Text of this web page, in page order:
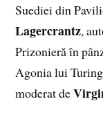
Suediei din
Lagercrantz,
Prizonieră în
Agonia lui
moderat de